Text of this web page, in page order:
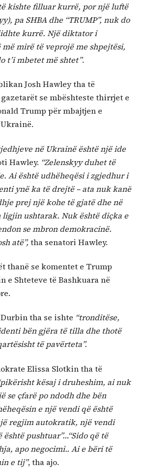
kishte filluar kurrë, por një luftë
pa SHBA dhe “TRUMP”, nuk do
kurrë. Një diktator i
më mirë të veprojë me shpejtësi,
t’i mbetet më shtet”.
Josh Hawley tha të
se mbështeste thirrjet e
Trump për mbajtjen e
në Ukrainë është një ide
Hawley. “Zelenskyy duhet të
Ai është udhëheqësi i zgjedhur i
ynë ka të drejtë – ata nuk kanë
prej një kohe të gjatë dhe në
ligjin ushtarak. Nuk është diçka e
se mbron demokracinë.
atë”, tha senatori Hawley.
thanë se komentet e Trump
e Shteteve të Bashkuara në
tha se ishte “tronditëse,
bën gjëra të tilla dhe thotë
të pavërteta”.
Elissa Slotkin tha të
kësaj i druheshim, ai nuk
se çfarë po ndodh dhe bën
e një vendi që është
regjim autokratik, një vendi
pushtuar”…“Sido që të
apo negocimi.. Ai e bëri të
e tij”, tha ajo.